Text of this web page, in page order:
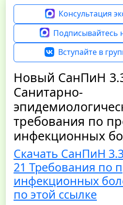
Консультация
Подписывайтесь
Вступайте в
Новый СанПиН
Санитарно-
требования по
инфекционных
Скачать СанПиН
21 Требования по
инфекционных
по этой ссылке